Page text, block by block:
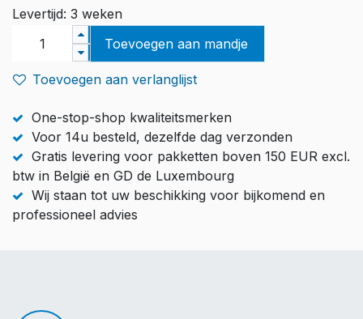
Levertijd: 3 weken
Toevoegen aan mandje
Toevoegen aan verlanglijst
One-stop-shop kwaliteitsmerken
Voor 14u besteld, dezelfde dag verzonden
Gratis levering voor pakketten boven 150 EUR excl.
btw in België en GD de Luxembourg
Wij staan tot uw beschikking voor bijkomend en
professioneel advies